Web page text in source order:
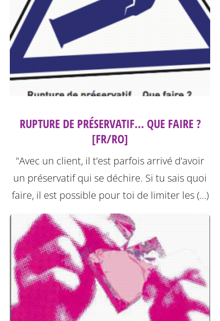
RUPTURE DE PRÉSERVATIF… QUE FAIRE ?
[FR/RO]
"Avec un client, il t’est parfois arrivé d’avoir
un préservatif qui se déchire. Si tu sais quoi
faire, il est possible pour toi de limiter les (…)